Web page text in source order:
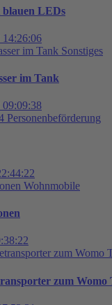
blauen LEDs
14:26:06
Sonstiges
im Tank
09:09:38
Personenbeförderung
Wohnmobile
zum Womo